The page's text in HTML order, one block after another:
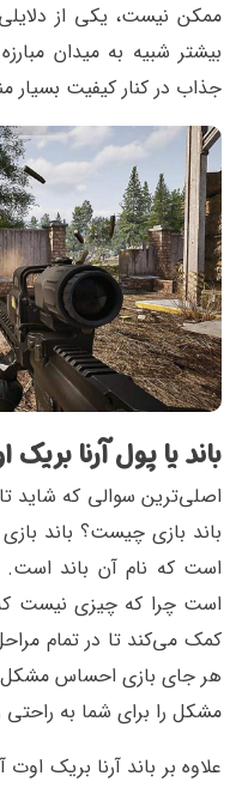
ممکن نیست، یکی از
بیشتر شبیه به میدان
جذاب در کنار کیفیت
باند یا پول آرنا
اصلی‌ترین سوالی که شاید
باند بازی چیست؟ باند
است که نام آن باند است.
است چرا که چیزی نیست که
کمک می‌کند تا در تمام
مشکل را برای شما به راحتی
علاوه بر باند آرنا بریک